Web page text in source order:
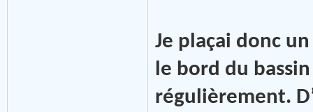
Je plaçai donc
le bord du
régulièrement.